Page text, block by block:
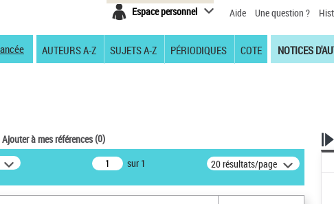
Espace personnel Aide Une question ?
AUTEURS A-Z SUJETS A-Z PÉRIODIQUES COTE NOTICES
Ajouter à mes références(0)
sur 1 20 résultats/page